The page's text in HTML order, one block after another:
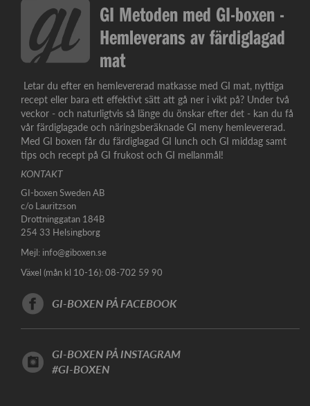
GI Metoden med GI-boxen -
Hemleverans av färdiglagad
mat
Letar du efter en hemlevererad matkasse med GI mat, nyttiga
recept eller bara ett effektivt sätt att gå ner i vikt på? Under två
veckor - och naturligtvis så länge du önskar efter det - kan du få
vår färdiglagade och näringsberäknade GI meny hemlevererad.
Med GI boxen får du färdiglagad GI lunch och GI middag samt
tips och recept på GI frukost och GI mellanmål!
KONTAKT
GI-boxen Sweden AB
c/o Lauritzson
Drottninggatan 184B
254 33 Helsingborg
Mejl: info@giboxen.se
Växel (mån kl 10-16): 08-702 59 90
GI-BOXEN PÅ FACEBOOK
GI-BOXEN PÅ INSTAGRAM
#GI-BOXEN